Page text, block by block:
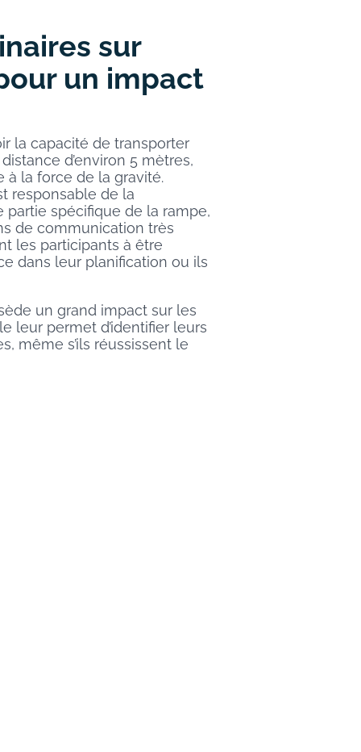
sur
un impact
la capacité de transporter
d’environ 5 mètres,
à la force de la gravité.
responsable de la
partie spécifique de la rampe,
de communication très
les participants à être
dans leur planification ou ils
un grand impact sur les
leur permet d’identifier leurs
même s’ils réussissent le